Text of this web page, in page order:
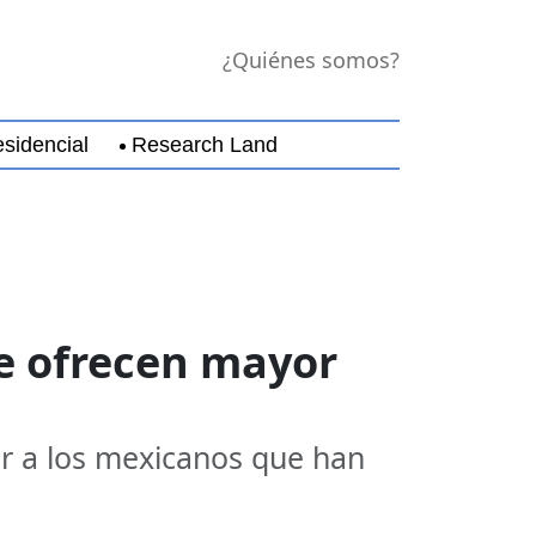
¿Quiénes somos?
Research Land
ofrecen mayor
a los mexicanos que han